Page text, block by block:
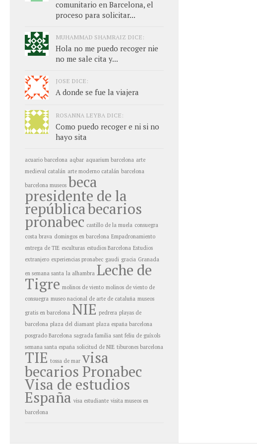
comunitario en Barcelona, el
proceso para solicitar...
MUHAMMAD SHAMRAIZ DICE:
Hola no me puedo recoger nie
no me sale cita y...
JOSE DICE:
A donde se fue la viajera
ROSANNA LEYBA DICE:
Como puedo recoger e ni si no
hayo sita
acuario barcelona aqbar aquarium barcelona arte
medieval catalán arte moderno catalán barcelona
barcelona museos beca
presidente de la
repúblicabecarios
pronabec castillo de la muela consuegra
costa brava domingos en barcelona Empadronamiento
entrega de TIE esculturas estudios Barcelona Estudios
extranjero experiencias pronabec gaudi gracia Granada
en semana santa la alhambra Leche de
Tigre molinos de viento molinos de viento de
consuegra museo nacional de arte de cataluña museos
gratis en barcelona NIE pedrera playas de
barcelona plaza del diamant plaza españa barcelona
posgrado Barcelona sagrada familia sant feliu de guíxols
semana santa españa solicitud de NIE tiburones barcelona
TIE tossa de mar visa
becarios Pronabec
Visa de estudios
España visa estudiante visita museos en
barcelona